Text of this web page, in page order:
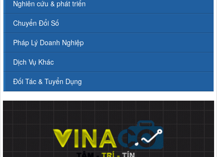
Nghiên cứu & phát triển
Chuyển Đổi Số
Pháp Lý Doanh Nghiệp
Dịch Vụ Khác
Đối Tác & Tuyển Dụng